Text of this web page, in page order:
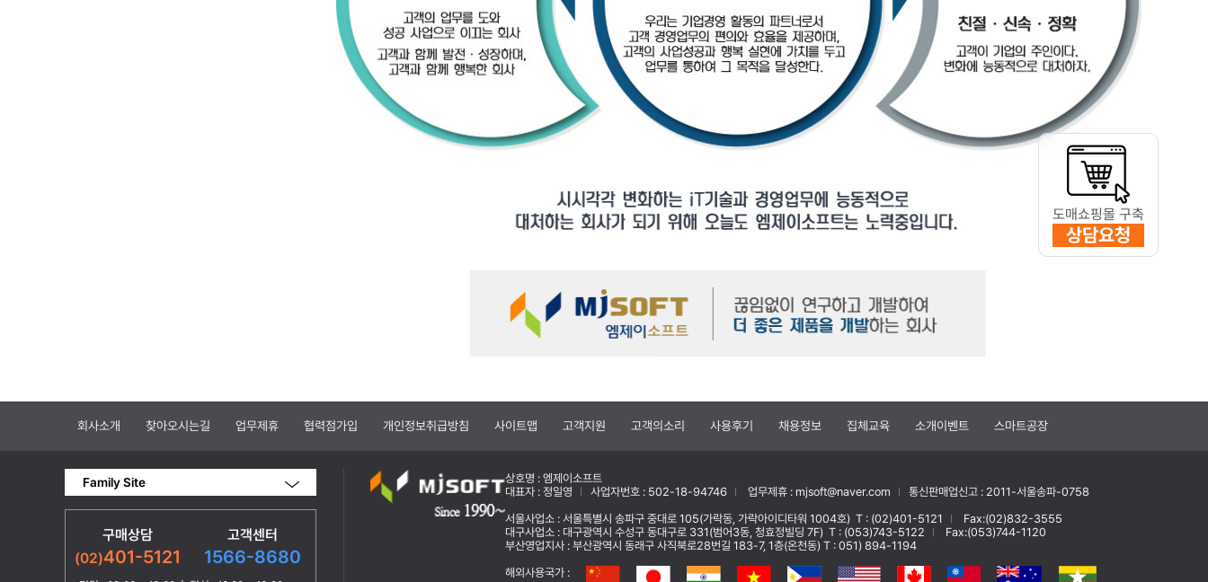
회사소개 찾아오시는길 업무제휴 협력점가입 개인정보취급방침 사이트맵 고객지원 고객의소리 사용후기 채용정보 집체교육 소개이벤트 스마트공장
상호명 : 엠제이소프트
대표자 : 정일영 사업자번호 : 502-18-94746 업무제휴 : mjsoft@naver.com 통신판매업신고 : 2011-서울송파-0758
서울사업소 : 서울특별시 송파구 중대로 105(가락동, 가락아이디타워 1004호)T : (02)401-5121 Fax:(02)832-3555
대구사업소 : 대구광역시 수성구 동대구로 331(범어3동, 청효정빌딩 7F)T : (053)743-5122 Fax:(053)744-1120
부산영업지사 : 부산광역시 동래구 사직북로28번길 183-7, 1층(온천동) T : 051) 894-1194
해외사용국가 :
Family Site
구매상담
(02)401-5121
고객센터
1566-8680
도매쇼핑몰 구축
상담요청